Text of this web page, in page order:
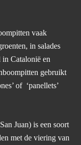
vaak
in salades
in Catalonië en
gebruikt
of ‘panellets’
Juan) is een soort
met de viering van